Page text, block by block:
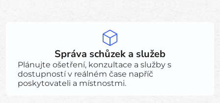
Správa schůzek a služeb
Plánujte ošetření, konzultace a služby s
dostupností v reálném čase napříč
poskytovateli a místnostmi.